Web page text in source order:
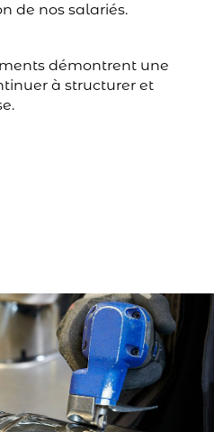
de nos salariés.
démontrent une
à structurer et